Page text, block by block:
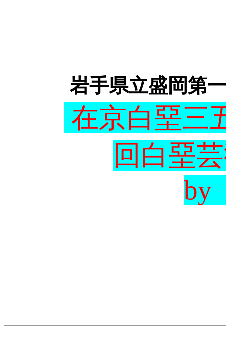
岩手県立盛岡第
在京白堊三
回白堊